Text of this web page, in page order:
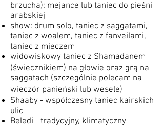
brzucha): mejance lub taniec do pieśni
arabskiej
show: drum solo, taniec z saggatami,
taniec z woalem, taniec z fanveilami,
taniec z mieczem
widowiskowy taniec z Shamadanem
(świecznikiem) na głowie oraz grą na
saggatach (szczególnie polecam na
wieczór panieński lub wesele)
Shaaby - współczesny taniec kairskich
ulic
Beledi - tradycyjny, klimatyczny